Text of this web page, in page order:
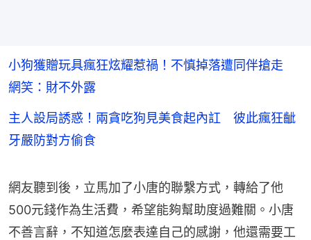
小狗獲贈玩具瘋狂炫耀惹禍！不慎掉落遭同伴搶走
網笑：財不外露
主人設局誘惑！兩貪吃狗見美食起內訌 彼此瘋狂齜
牙嚴防對方偷食
網友聽到後，立馬加了小唐的聯繫方式，轉給了他
500元錢作為生活費，希望能夠幫助度過難關。小唐
不善言辭，不知道怎麼表達自己的感謝，他還需要工